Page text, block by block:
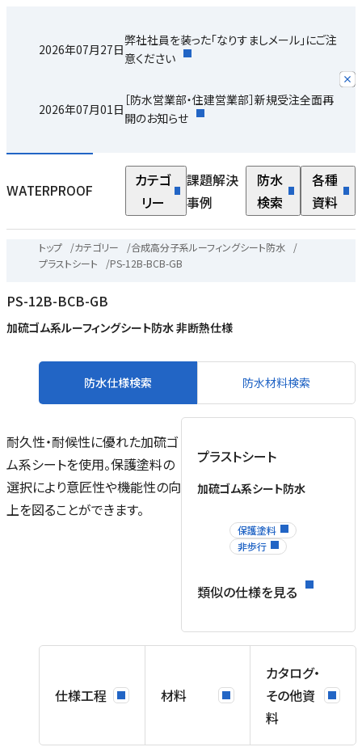
2026年07月27日
弊社社員を装った「なりすましメール」にご注
意ください
2026年07月01日
［防水営業部・住建営業部］新規受注全面再
開のお知らせ
WATERPROOF
カテゴ
リー
課題解決
事例
防水
検索
各種
資料
トップ /カテゴリー /合成高分子系ルーフィングシート防水
/
プラストシート
/PS-12B-BCB-GB
PS-12B-BCB-GB
加硫ゴム系ルーフィングシート防水 非断熱仕様
防水仕様検索 防水材料検索
耐久性・耐候性に優れた加硫ゴ
ム系シートを使用。保護塗料の
選択により意匠性や機能性の向
上を図ることができます。
プラストシート
加硫ゴム系シート防水
保護塗料
非歩行
類似の仕様を見る
仕様工程 材料
カタログ・
その他資
料